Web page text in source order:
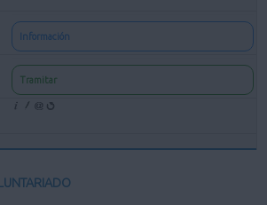
Información
Tramitar